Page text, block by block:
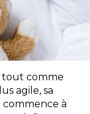
tout comme
agile, sa
commence à